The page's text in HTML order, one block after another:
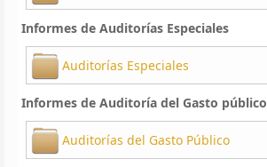
Informes de Auditorías Especiales
Auditorías Especiales
Informes de Auditoría del Gasto público
Auditorías del Gasto Público